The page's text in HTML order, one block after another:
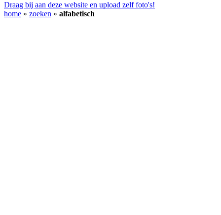
Draag bij aan deze website en upload zelf foto's!
home » zoeken » alfabetisch